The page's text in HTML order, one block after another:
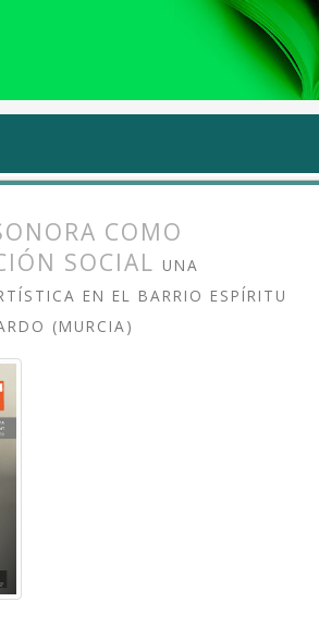
COMO
SOCIAL UNA
EN EL BARRIO ESPÍRITU
(MURCIA)